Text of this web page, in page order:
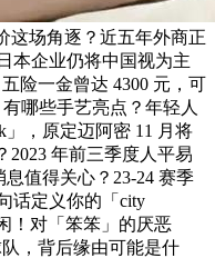
这场角逐？近五年外商正
本企业仍将中国视为主
险一金曾达 4300 元，可
哪些手艺亮点？年轻人
，原定迈阿密 11 月将
2023 年前三季度人平易
值得关心？23-24 赛季
话定义你的「city
！对「笨笨」的厌恶
，背后缘由可能是什